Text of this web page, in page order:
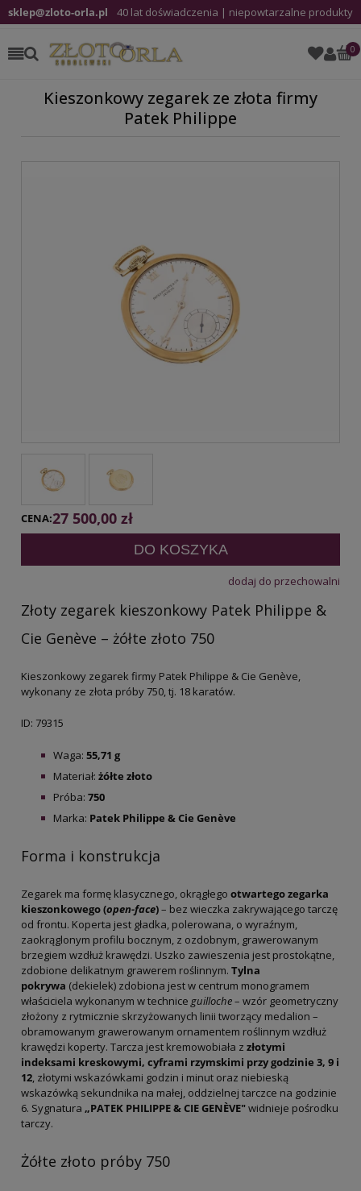
sklep@zloto-orla.pl 40 lat doświadczenia | niepowtarzalne produkty
Kieszonkowy zegarek ze złota firmy
Patek Philippe
CENA:27 500,00 zł
DO KOSZYKA
dodaj do przechowalni
Złoty zegarek kieszonkowy Patek Philippe &
Cie Genève – żółte złoto 750
Kieszonkowy zegarek firmy Patek Philippe & Cie Genève,
wykonany ze złota próby 750, tj. 18 karatów.
ID: 79315
Waga: 55,71 g
Materiał: żółte złoto
Próba: 750
Marka: Patek Philippe & Cie Genève
Forma i konstrukcja
Zegarek ma formę klasycznego, okrągłego otwartego zegarka
kieszonkowego (open-face)– bez wieczka zakrywającego tarczę
od frontu. Koperta jest gładka, polerowana, o wyraźnym,
zaokrąglonym profilu bocznym, z ozdobnym, grawerowanym
brzegiem wzdłuż krawędzi. Uszko zawieszenia jest prostokątne,
zdobione delikatnym grawerem roślinnym. Tylna
pokrywa (dekielek) zdobiona jest w centrum monogramem
właściciela wykonanym w technice guilloche– wzór geometryczny
złożony z rytmicznie skrzyżowanych linii tworzący medalion –
obramowanym grawerowanym ornamentem roślinnym wzdłuż
krawędzi koperty. Tarcza jest kremowobiała z złotymi
indeksami kreskowymi, cyframi rzymskimi przy godzinie 3, 9 i
12, złotymi wskazówkami godzin i minut oraz niebieską
wskazówką sekundnika na małej, oddzielnej tarczce na godzinie
6. Sygnatura „PATEK PHILIPPE & CIE GENÈVE"widnieje pośrodku
tarczy.
Żółte złoto próby 750